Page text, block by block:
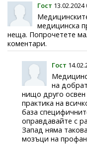
Гост 13.02.2024
медицинска
неща. Попрочетете
коментари.
Гост
на
нищо друго
практика на
база
оправдавайте с
Запад няма
мозъци на